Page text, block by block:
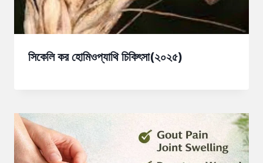
সিকেলি কর হোমিওপ্যাথি চিকিৎসা(২০২৫)